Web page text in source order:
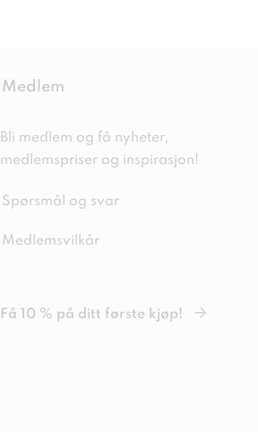
Medlem
Bli medlem og få nyheter,
medlemspriser og inspirasjon!
Spørsmål og svar
Medlemsvilkår
Få 10 % på ditt første kjøp!